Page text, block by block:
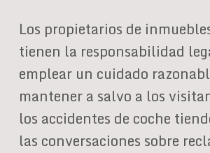
Los propietarios de
tienen la responsabilidad
emplear un cuidado
mantener a salvo a los
los accidentes de coche
las conversaciones sobre